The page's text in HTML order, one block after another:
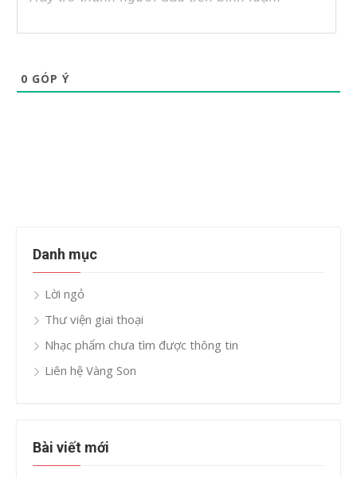
0 GÓP Ý
Danh mục
Lời ngỏ
Thư viện giai thoại
Nhạc phẩm chưa tìm được thông tin
Liên hệ Vàng Son
Bài viết mới